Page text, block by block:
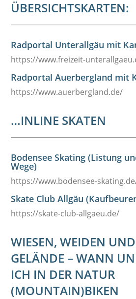
ÜBERSICHTSKARTEN:
Radportal Unterallgäu mit
https://www.freizeit-
Radportal Auerbergland mit
https://www.auerbergland.de/
…INLINE SKATEN
Bodensee Skating (Listung
Wege)
https://www.bodensee-
Skate Club Allgäu
https://skate-club-allgaeu.de/
WIESEN, WEIDEN
GELÄNDE – WANN
ICH IN DER NATUR
(MOUNTAIN)BIKEN